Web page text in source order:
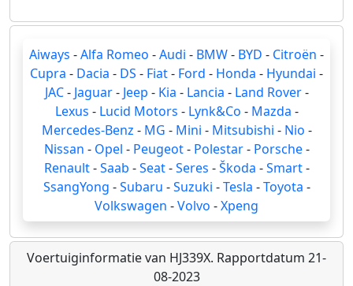
Aiways -Alfa Romeo -Audi - BMW- BYD - Citroën -
Cupra - Dacia - DS - Fiat- Ford - Honda - Hyundai -
JAC- Jaguar- Jeep - Kia - Lancia - Land Rover-
Lexus - Lucid Motors - Lynk&Co - Mazda -
Mercedes-Benz - MG - Mini - Mitsubishi - Nio -
Nissan - Opel - Peugeot- Polestar- Porsche-
Renault-Saab -Seat-Seres -Škoda -Smart-
SsangYong -Subaru -Suzuki -Tesla -Toyota -
Volkswagen -Volvo -Xpeng
Voertuiginformatie van HJ339X. Rapportdatum 21-
08-2023